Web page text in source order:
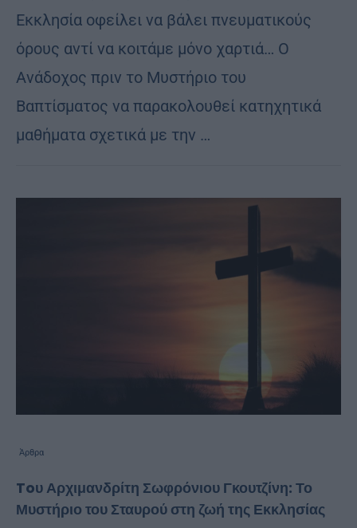
Εκκλησία οφείλει να βάλει πνευματικούς
όρους αντί να κοιτάμε μόνο χαρτιά… Ο
Ανάδοχος πριν το Μυστήριο του
Βαπτίσματος να παρακολουθεί κατηχητικά
μαθήματα σχετικά με την …
Άρθρα
Toυ Αρχιμανδρίτη Σωφρόνιου Γκουτζίνη: Το
Μυστήριο του Σταυρού στη ζωή της Εκκλησίας